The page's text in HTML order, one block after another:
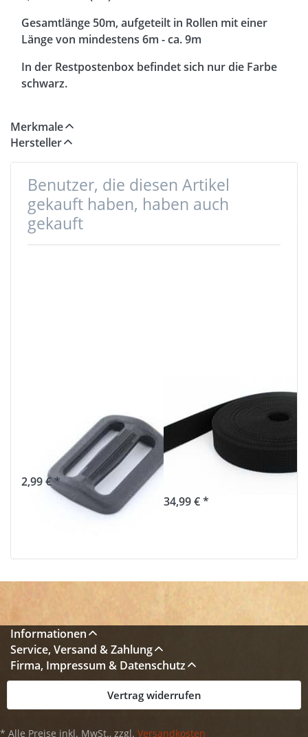
Gesamtlänge 50m, aufgeteilt in Rollen mit einer
Länge von mindestens 6m - ca. 9m
In der Restpostenbox befindet sich nur die Farbe
schwarz.
Merkmale
Hersteller
Benutzer, die diesen Artikel
gekauft haben, haben auch
gekauft
Nylon - 25mm
Durchlass - 10
Stück
2,99 € *
Gurtband -
40mm breit -
1,8mm stark -
schwarz (UV)
34,99 € *
Informationen
Service, Versand & Zahlung
Firma, Impressum & Datenschutz
Vertrag widerrufen
* Alle Preise inkl. MwSt., zzgl. Versandkosten